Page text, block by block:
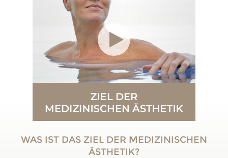
WAS IST DAS ZIEL DER MEDIZINISCHEN
ÄSTHETIK?